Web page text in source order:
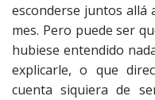
esconderse juntos allá
mes. Pero puede ser
hubiese entendido
explicarle, o que
cuenta siquiera de